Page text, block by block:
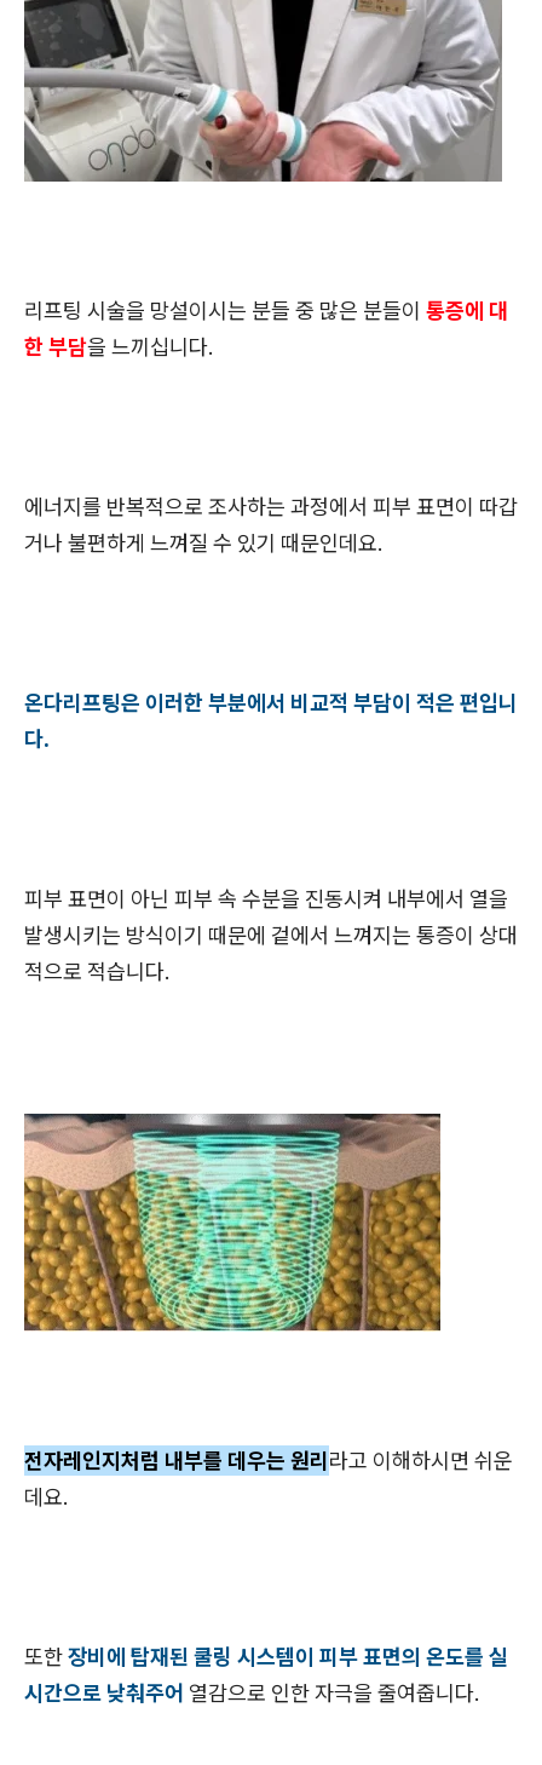
리프팅 시술을 망설이시는 분들 중 많은 분들이 통증에 대
한 부담을 느끼십니다.
에너지를 반복적으로 조사하는 과정에서 피부 표면이 따갑
거나 불편하게 느껴질 수 있기 때문인데요.
온다리프팅은 이러한 부분에서 비교적 부담이 적은 편입니
다.
피부 표면이 아닌 피부 속 수분을 진동시켜 내부에서 열을
발생시키는 방식이기 때문에 겉에서 느껴지는 통증이 상대
적으로 적습니다.
전자레인지처럼 내부를 데우는 원리라고 이해하시면 쉬운
데요.
또한장비에 탑재된 쿨링 시스템이 피부 표면의 온도를 실
시간으로 낮춰주어 열감으로 인한 자극을 줄여줍니다.